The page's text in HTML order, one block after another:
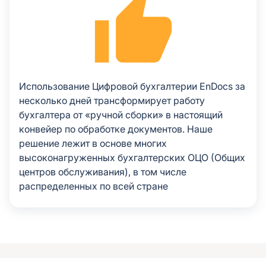
Использование Цифровой бухгалтерии EnDocs за
несколько дней трансформирует работу
бухгалтера от «ручной сборки» в настоящий
конвейер по обработке документов. Наше
решение лежит в основе многих
высоконагруженных бухгалтерских ОЦО (Общих
центров обслуживания), в том числе
распределенных по всей стране